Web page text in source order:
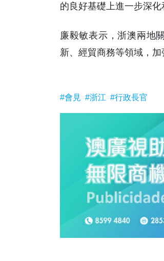
的良好基礎上進一步深化
廉毅敏表示，浙澳兩地
新、經貿商務等領域，
#會見 #浙江 #行政長官